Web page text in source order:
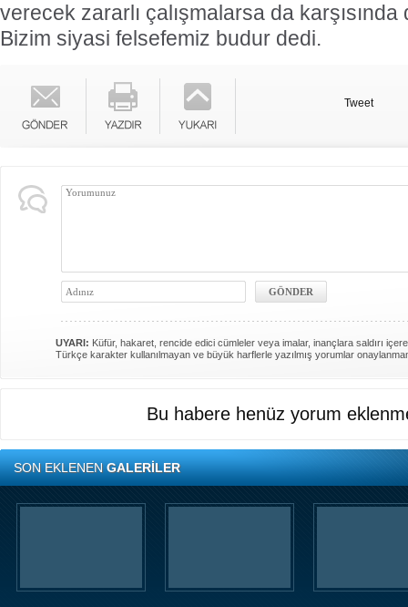
verecek zararlı çalışmalarsa da
Bizim siyasi felsefemiz budur dedi.
Tweet
UYARI: Küfür, hakaret, rencide edici cümleler veya imalar, inançlara saldırı
Türkçe karakter kullanılmayan ve büyük harflerle yazılmış yorumlar
Bu habere henüz yorum
SON EKLENENGALERİLER